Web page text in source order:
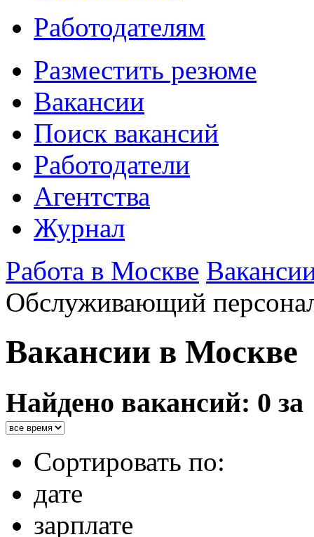
Работодателям
Разместить резюме
Вакансии
Поиск вакансий
Работодатели
Агентства
Журнал
Работа в Москве
Обслуживающий
Вакансии в Москве
Найдено вакансий: 0 за
Сортировать по:
дате
зарплате